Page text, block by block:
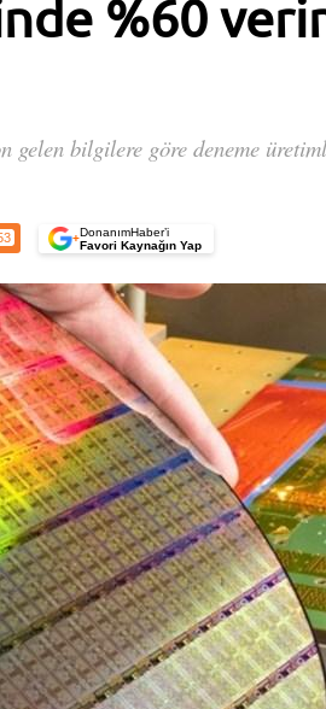
%60
gelen bilgilere göre deneme
+DonanımHaber’i
Favori Kaynağın Yap